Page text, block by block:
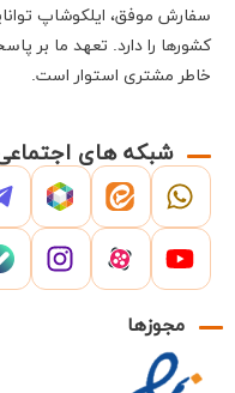
سفارش موفق، ایلکوشاپ
کشورها را دارد. تعهد ما بر
خاطر مشتری استوار است.
شبکه های
مجوزها